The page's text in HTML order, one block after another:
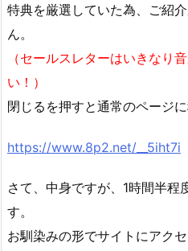
特典を厳選していた為、ご紹
ん。
（セールスレターはいきなり
い！）
閉じるを押すと通常のページに
https://www.8p2.net/__5iht7i
さて、中身ですが、1時間半程
す。
お馴染みの形でサイトにアク